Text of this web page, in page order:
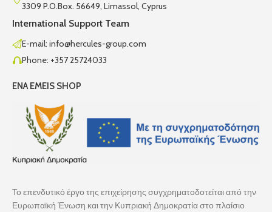
3309 P.O.Box. 56649, Limassol, Cyprus
International Support Team
E-mail: info@hercules-group.com
Phone: +357 25724033
ENA EMEIS SHOP
Το επενδυτικό έργο της επιχείρησης συγχρηματοδοτείται από την
Ευρωπαϊκή Ένωση και την Κυπριακή Δημοκρατία στο πλαίσιο